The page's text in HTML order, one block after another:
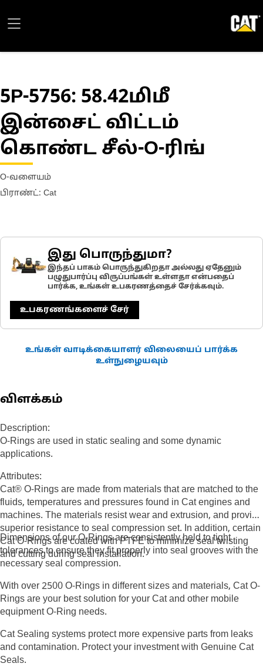
5P-5756: 58.42மிமீ
இன்சைட் விட்டம்
கொண்ட சீல்-O-ரிங்
O-வளையம்
பிராண்ட்: Cat
இது பொருந்துமா?
இந்தப் பாகம் பொருந்துகிறதா அல்லது ஏதேனும்
பழுதுபார்ப்பு விருப்பங்கள் உள்ளதா என்பதைப்
பார்க்க, உங்கள் உபகரணத்தைச் சேர்க்கவும்.
உபகரணங்களைச் சேர்
உங்கள் வாடிக்கையாளர் விலையைப் பார்க்க
உள்நுழையவும்
விளக்கம்
Description:
O-Rings are used in static sealing and some dynamic
applications.
Attributes:
Cat® O-Rings are made from materials that are matched to the
fluids, temperatures and pressures found in Cat engines and
machines. The materials resist wear and extrusion, and provide
superior resistance to seal compression set. In addition, certain
Cat O-Rings are coated with PTFE to minimize seal twisting
and cutting during seal installation.
Dimensions of our O-Rings are consistently held to tight
tolerances to ensure they fit properly into seal grooves with the
necessary seal compression.
With over 2500 O-Rings in different sizes and materials, Cat O-
Rings are your best solution for your Cat and other mobile
equipment O-Ring needs.
Cat Sealing systems protect more expensive parts from leaks
and contamination. Protect your investment with Genuine Cat
Seals.